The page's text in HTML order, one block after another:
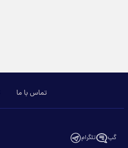
تماس با ما
گپ تلگرام